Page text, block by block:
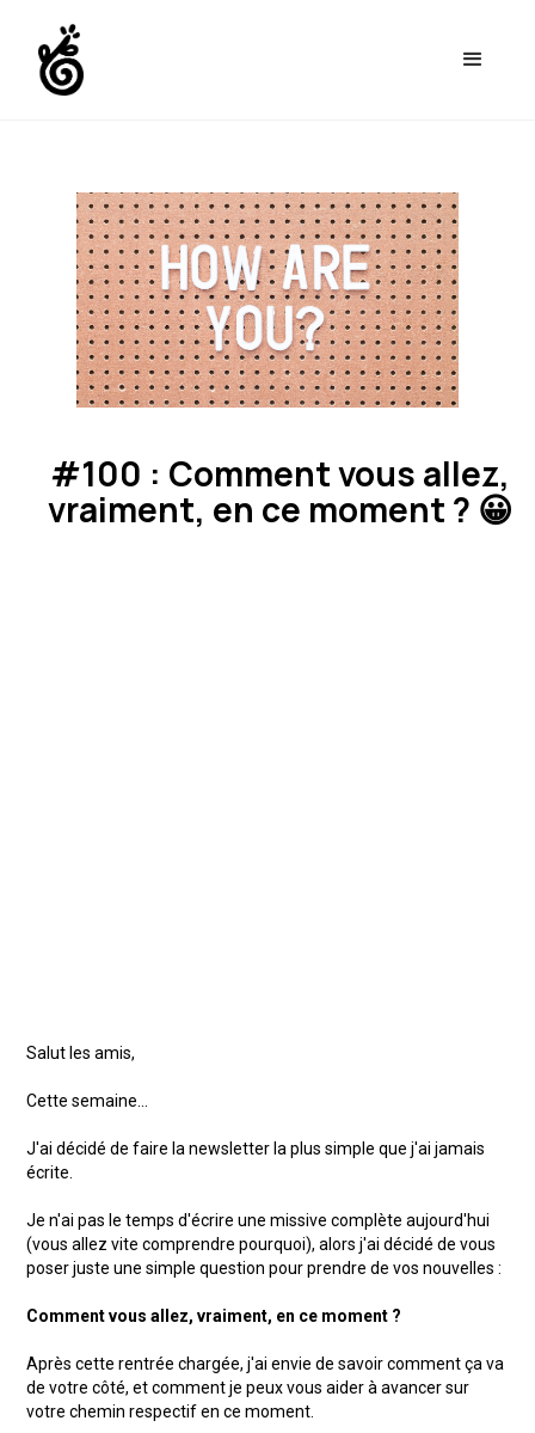
#100 : Comment vous allez,
vraiment, en ce moment ? 😀
Salut les amis,
Cette semaine...
J'ai décidé de faire la newsletter la plus simple que j'ai jamais
écrite.
Je n'ai pas le temps d'écrire une missive complète aujourd'hui
(vous allez vite comprendre pourquoi), alors j'ai décidé de vous
poser juste une simple question pour prendre de vos nouvelles :
Comment vous allez, vraiment, en ce moment ?
Après cette rentrée chargée, j'ai envie de savoir comment ça va
de votre côté, et comment je peux vous aider à avancer sur
votre chemin respectif en ce moment.